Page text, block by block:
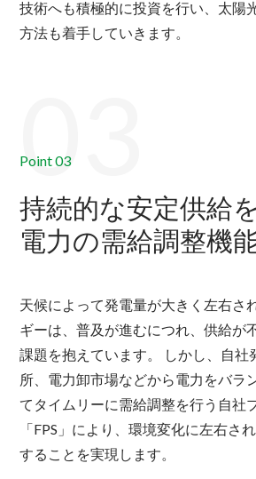
技術へも積極的に投資を行い、太陽
方法も着手していきます。
03
Point 03
持続的な安定供給
電力の需給調整機
天候によって発電量が大きく左右さ
ギーは、普及が進むにつれ、供給が
課題を抱えています。 しかし、自社
所、電力卸市場などから電力をバラ
てタイムリーに需給調整を行う自社
「FPS」により、環境変化に左右さ
することを実現します。